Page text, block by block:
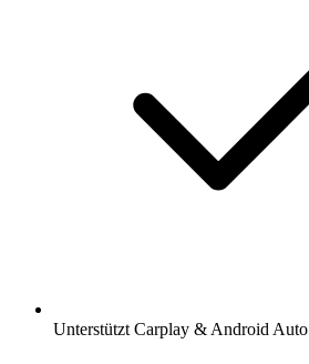
Unterstützt Carplay & Android Auto